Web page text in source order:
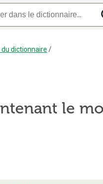
dictionnaire /
le